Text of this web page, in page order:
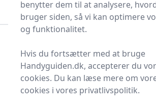
Diverse værktøj
Værktøjsdele og
Vinkler og tilbehør
Fladvinkel
Bedste
benytter dem til at analysere,
bruger siden, så vi kan optimere
og funktionalitet.
Hvis du fortsætter med at bruge
Handyguiden.dk, accepterer du
cookies. Du kan læse mere om
cookies i vores privatlivspolitik.